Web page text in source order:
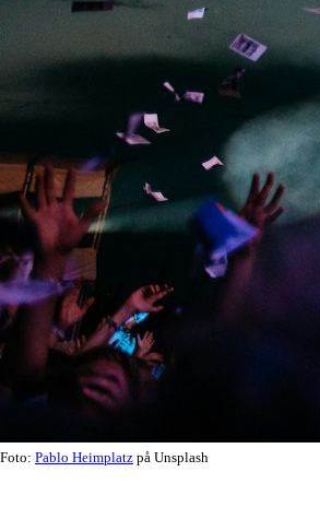
Foto: Pablo Heimplatz på Unsplash